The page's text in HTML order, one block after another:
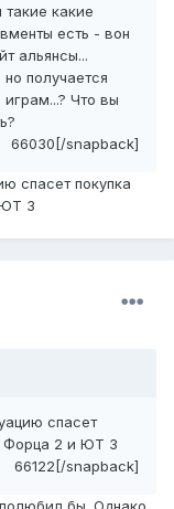
какие
есть - вон
альянсы...
получается
Что вы
66030[/snapback]
спасет покупка
ЮТ 3
спасет
Форца 2 и ЮТ 3
66122[/snapback]